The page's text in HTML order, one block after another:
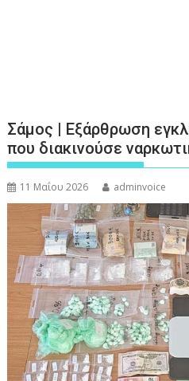
Σάμος | Εξάρθρωση
που διακινούσε
11 Μαΐου 2026 adminvoice